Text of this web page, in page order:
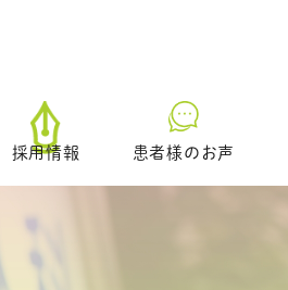
採用情報 患者様のお声